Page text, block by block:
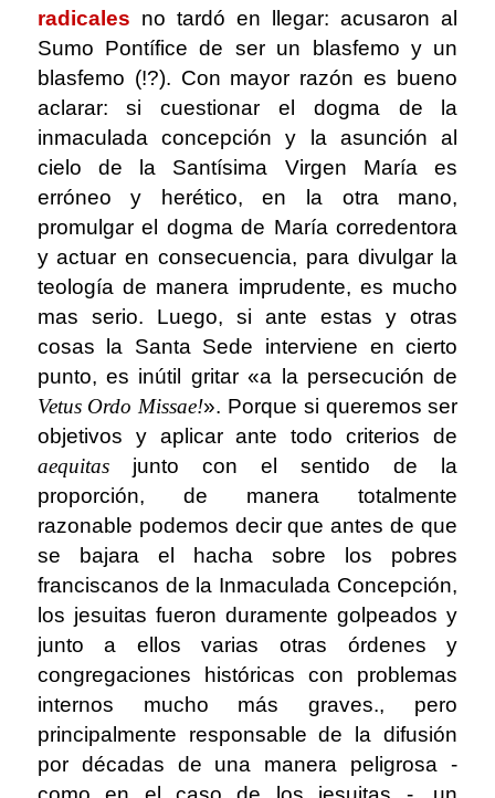
radicales no tardó en llegar: acusaron al
Sumo Pontífice de ser un blasfemo y un
blasfemo (!?). Con mayor razón es bueno
aclarar: si cuestionar el dogma de la
inmaculada concepción y la asunción al
cielo de la Santísima Virgen María es
erróneo y herético, en la otra mano,
promulgar el dogma de María corredentora
y actuar en consecuencia, para divulgar la
teología de manera imprudente, es mucho
mas serio. Luego, si ante estas y otras
cosas la Santa Sede interviene en cierto
punto, es inútil gritar «a la persecución de
Vetus Ordo Missae!». Porque si queremos ser
objetivos y aplicar ante todo criterios de
aequitas
junto con el sentido de la
proporción, de manera totalmente
razonable podemos decir que antes de que
se bajara el hacha sobre los pobres
franciscanos de la Inmaculada Concepción,
los jesuitas fueron duramente golpeados y
junto a ellos varias otras órdenes y
congregaciones históricas con problemas
internos mucho más graves., pero
principalmente responsable de la difusión
por décadas de una manera peligrosa -